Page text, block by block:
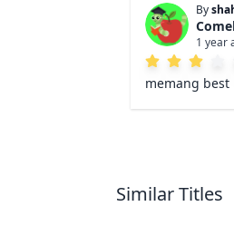
By
1 year
memang best
Similar Titles